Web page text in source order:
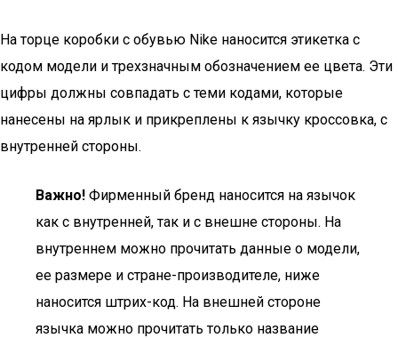
На торце коробки с обувью Nike наносится этикетка с
кодом модели и трехзначным обозначением ее цвета. Эти
цифры должны совпадать с теми кодами, которые
нанесены на ярлык и прикреплены к язычку кроссовка, с
внутренней стороны.
Важно! Фирменный бренд наносится на язычок
как с внутренней, так и с внешне стороны. На
внутреннем можно прочитать данные о модели,
ее размере и стране-производителе, ниже
наносится штрих-код. На внешней стороне
язычка можно прочитать только название